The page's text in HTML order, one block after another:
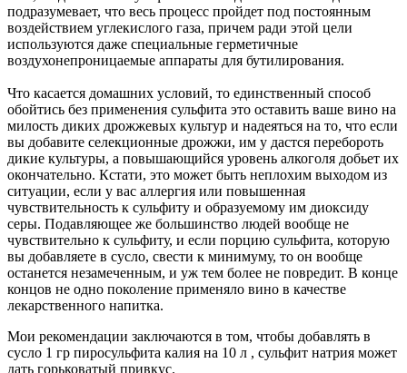
подразумевает, что весь процесс пройдет под постоянным
воздействием углекислого газа, причем ради этой цели
используются даже специальные герметичные
воздухонепроницаемые аппараты для бутилирования.
Что касается домашних условий, то единственный способ
обойтись без применения сульфита это оставить ваше вино на
милость диких дрожжевых культур и надеяться на то, что если
вы добавите селекционные дрожжи, им у дастся перебороть
дикие культуры, а повышающийся уровень алкоголя добьет их
окончательно. Кстати, это может быть неплохим выходом из
ситуации, если у вас аллергия или повышенная
чувствительность к сульфиту и образуемому им диоксиду
серы. Подавляющее же большинство людей вообще не
чувствительно к сульфиту, и если порцию сульфита, которую
вы добавляете в сусло, свести к минимуму, то он вообще
останется незамеченным, и уж тем более не повредит. В конце
концов не одно поколение применяло вино в качестве
лекарственного напитка.
Мои рекомендации заключаются в том, чтобы добавлять в
сусло 1 гр пиросульфита калия на 10 л , сульфит натрия может
дать горьковатый привкус.